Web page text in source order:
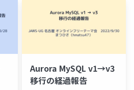
Aurora MySQL v1→v3
移行の経過報告